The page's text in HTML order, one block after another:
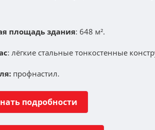
площадь здания: 648 м².
: лёгкие стальные тонкостенные
профнастил.
подробности